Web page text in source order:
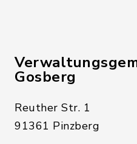
Gosberg
Reuther Str. 1
91361 Pinzberg